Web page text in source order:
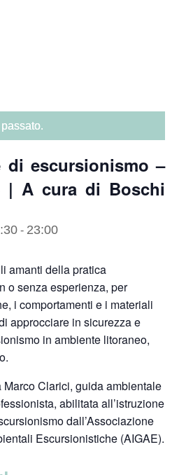
di escursionismo –
| A cura di Boschi
- 23:00
amanti della pratica
o senza esperienza, per
i comportamenti e i materiali
approcciare in sicurezza e
in ambiente litoraneo,
Marco Clarici, guida ambientale
abilitata all’istruzione
dall’Associazione
Escursionistiche (AIGAE).